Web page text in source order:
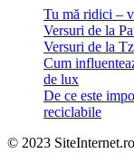
Tu mă ridici –
Versuri de la
Versuri de la
Cum
de lux
De ce este
reciclabile
© 2023